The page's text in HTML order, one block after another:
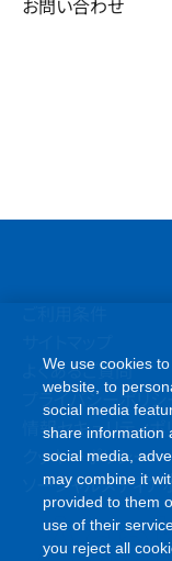
よくあるご質問
プライバシーポリ
情報セキュリティ
クッキーポリシー
ソーシャルメディ
We use cookies
website, to
social media
share information
social media,
may combine it
provided to them
use of their
you reject all